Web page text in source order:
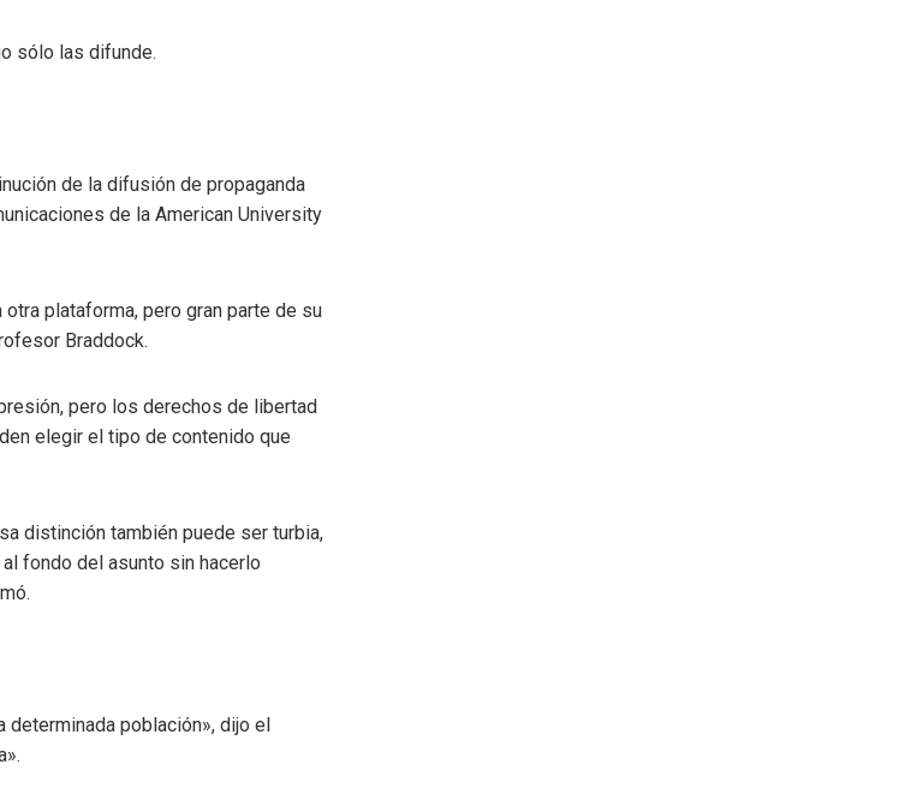
sólo las difunde.
de la difusión de propaganda
de la American University
plataforma, pero gran parte de su
Braddock.
pero los derechos de libertad
elegir el tipo de contenido que
distinción también puede ser turbia,
fondo del asunto sin hacerlo
población», dijo el